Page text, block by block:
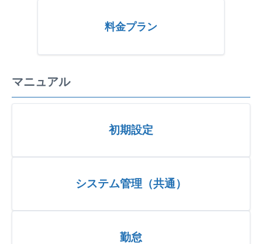
料金プラン
マニュアル
初期設定
システム管理（共通）
勤怠